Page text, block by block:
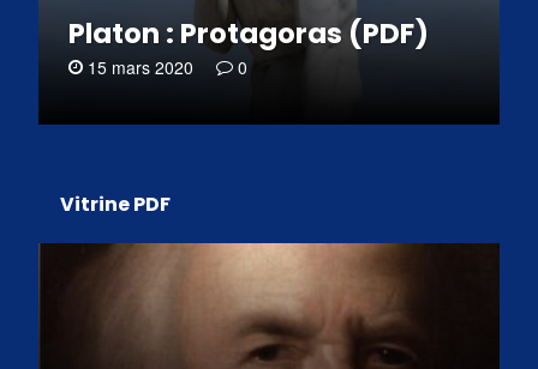
Platon : Protagoras (PDF)
15 mars 2020 0
Vitrine PDF